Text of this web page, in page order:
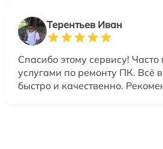
Терентьев Иван
Спасибо этому сервису!
услугами по ремонту ПК. Всё
быстро и качественно.